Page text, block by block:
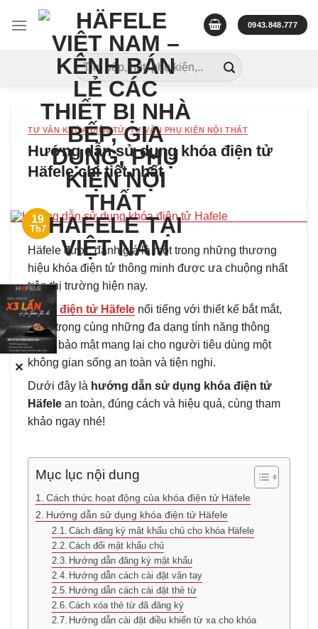
0943.848.777
Tìm
kiếm:
TƯ VẤN KHÓA ĐIỆN TỬ,TƯ VẤN PHỤ KIỆN NỘI THẤT
Hướng dẫn sử dụng khóa điện tử
Häfele chi tiết nhất
19
Th7
Häfele được đánh giá là một trong những thương
hiệu khóa điện tử thông minh được ưa chuộng nhất
trên thị trường hiện nay.
Khóa điện tử Häfele nổi tiếng với thiết kế bắt mắt,
sang trọng cùng những đa dạng tính năng thông
minh, bảo mật mang lại cho người tiêu dùng một
không gian sống an toàn và tiện nghi.
Dưới đây là hướng dẫn sử dụng khóa điện tử
Häfele an toàn, đúng cách và hiệu quả, cùng tham
khảo ngay nhé!
Mục lục nội dung
Cách thức hoạt động của khóa điện tử Häfele
Hướng dẫn sử dụng khóa điện tử Häfele
Cách đăng ký mật khẩu chủ cho khóa Häfele
Cách đổi mật khẩu chủ
Hướng dẫn đăng ký mật khẩu
Hướng dẫn cách cài đặt vân tay
Hướng dẫn cách cài đặt thẻ từ
Cách xóa thẻ từ đã đăng ký
Hướng dẫn cài đặt điều khiển từ xa cho khóa
✕